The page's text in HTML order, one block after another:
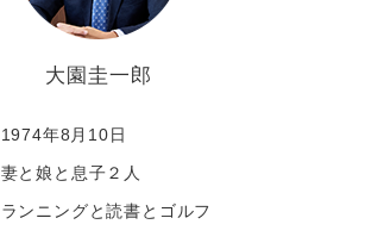
大園圭一郎
1974年8月10日
妻と娘と息子２人
ランニングと読書とゴルフ